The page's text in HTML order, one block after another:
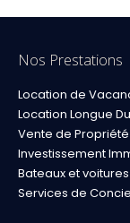
Nos Prestations
Location de
Location Longue
Vente de Propriété
Investissement
Bateaux et voitures
Services de